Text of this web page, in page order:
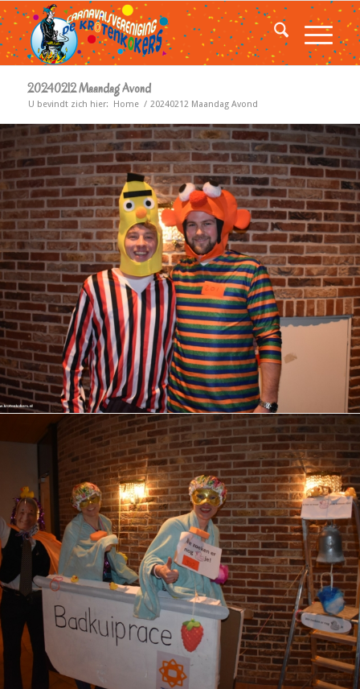
20240212 Maandag Avond
U bevindt zich hier: Home / 20240212 Maandag Avond